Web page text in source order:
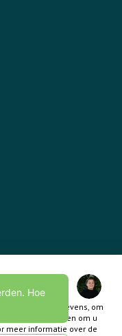
bezoekersgegevens, om
inhoud te tonen en om u
meer informatie over de
Hoe